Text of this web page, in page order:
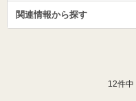
関連情報から探す
12件中